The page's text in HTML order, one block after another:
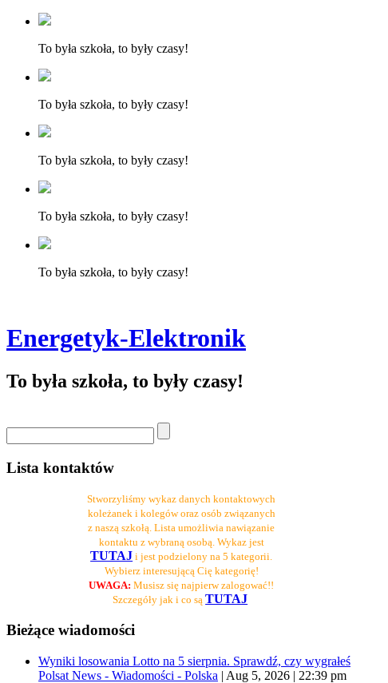
To była szkoła, to były czasy!
To była szkoła, to były czasy!
To była szkoła, to były czasy!
To była szkoła, to były czasy!
To była szkoła, to były czasy!
Energetyk-Elektronik
To była szkoła, to były czasy!
Lista kontaktów
Stworzyliśmy wykaz danych kontaktowych
koleżanek i kolegów oraz osób związanych
z naszą szkołą. Lista umożliwia nawiązanie
kontaktu z wybraną osobą. Wykaz jest
TUTAJ i jest podzielony na 5 kategorii.
Wybierz interesującą Cię kategorię!
UWAGA: Musisz się najpierw zalogować!!
Szczegóły jak i co sąTUTAJ
Bieżące wiadomości
Wyniki losowania Lotto na 5 sierpnia. Sprawdź, czy wygrałeś
Polsat News - Wiadomości - Polska | Aug 5, 2026 | 22:39 pm